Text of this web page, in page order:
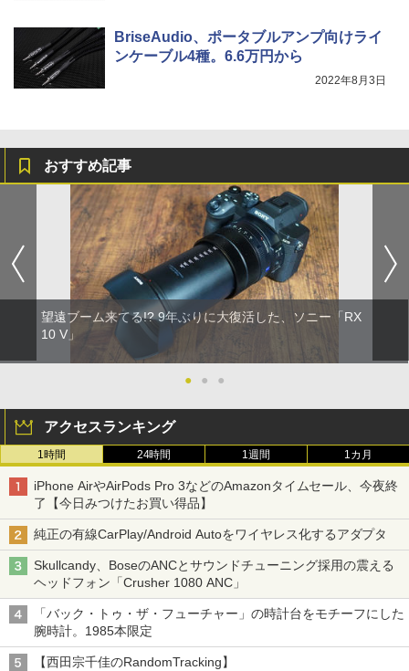
BriseAudio、ポータブルアンプ向けライ
ンケーブル4種。6.6万円から
2022年8月3日
おすすめ記事
望遠ブーム来てる!? 9年ぶりに大復活した、ソニー「RX
10 V」
● ● ●
アクセスランキング
1時間 24時間 1週間 1カ月
iPhone AirやAirPods Pro 3などのAmazonタイムセール、今夜終
了【今日みつけたお買い得品】
純正の有線CarPlay/Android Autoをワイヤレス化するアダプタ
Skullcandy、BoseのANCとサウンドチューニング採用の震える
ヘッドフォン「Crusher 1080 ANC」
「バック・トゥ・ザ・フューチャー」の時計台をモチーフにした
腕時計。1985本限定
【西田宗千佳のRandomTracking】